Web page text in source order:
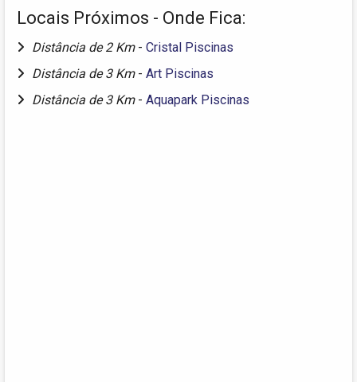
Locais Próximos - Onde Fica:
Distância de 2 Km - Cristal Piscinas
Distância de 3 Km - Art Piscinas
Distância de 3 Km - Aquapark Piscinas